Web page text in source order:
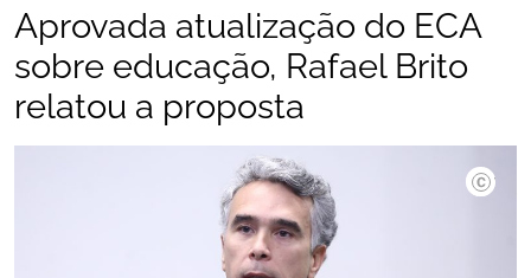
Aprovada atualização do ECA
sobre educação, Rafael Brito
relatou a proposta